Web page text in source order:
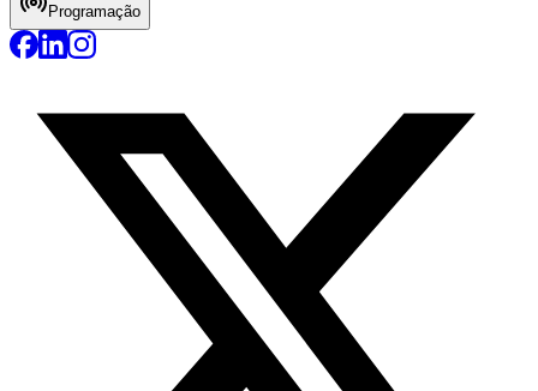
Programação